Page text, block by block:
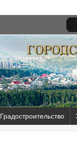
Градостроительство